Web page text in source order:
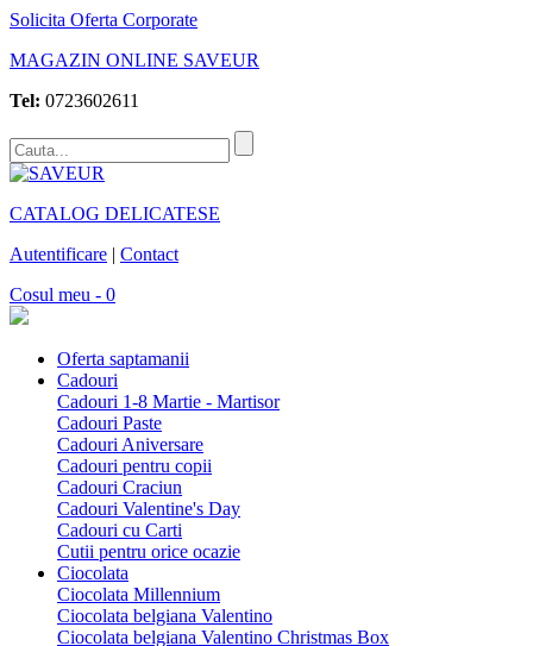
Solicita Oferta Corporate
MAGAZIN ONLINE SAVEUR
Tel: 0723602611
CATALOG DELICATESE
Autentificare | Contact
Cosul meu - 0
Oferta saptamanii
Cadouri
Cadouri 1-8 Martie - Martisor
Cadouri Paste
Cadouri Aniversare
Cadouri pentru copii
Cadouri Craciun
Cadouri Valentine's Day
Cadouri cu Carti
Cutii pentru orice ocazie
Ciocolata
Ciocolata Millennium
Ciocolata belgiana Valentino
Ciocolata belgiana Valentino Christmas Box